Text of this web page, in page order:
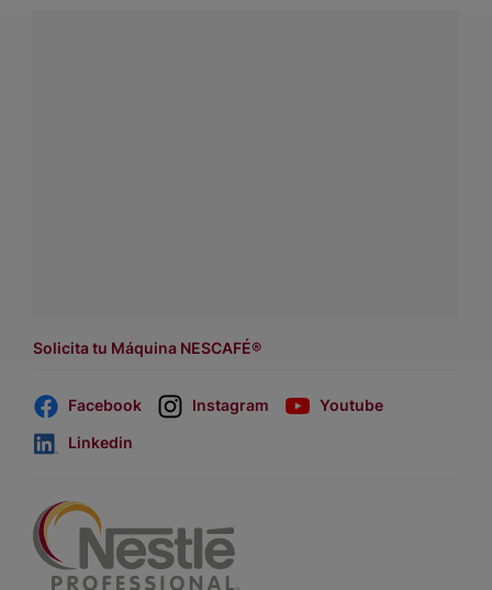
Solicita tu Máquina NESCAFÉ®
Facebook Instagram
Youtube
Linkedin